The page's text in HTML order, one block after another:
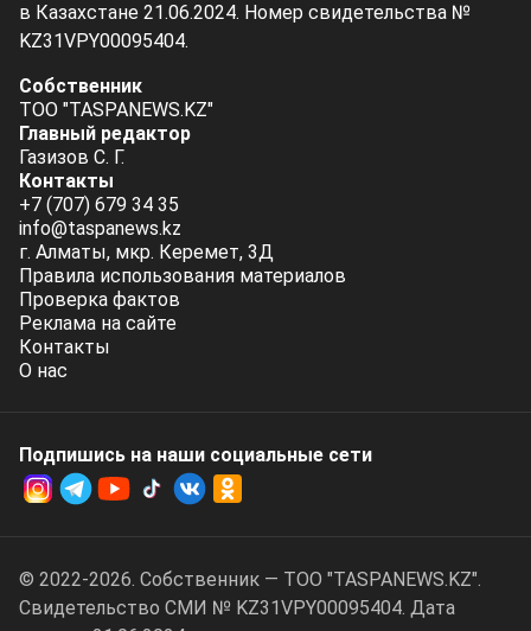
в Казахстане 21.06.2024. Номер свидетельства №
KZ31VPY00095404.
Собственник
ТОО "TASPANEWS.KZ"
Главный редактор
Газизов С. Г.
Контакты
+7 (707) 679 34 35
info@taspanews.kz
г. Алматы, мкр. Керемет, 3Д
Правила использования материалов
Проверка фактов
Реклама на сайте
Контакты
О нас
Подпишись на наши социальные cети
© 2022-2026. Собственник — ТОО "TASPANEWS.KZ".
Cвидетельство СМИ № KZ31VPY00095404. Дата